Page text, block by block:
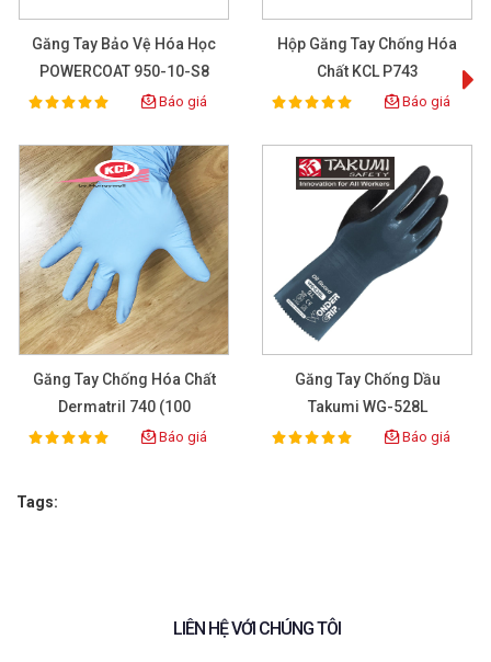
Găng Tay Bảo Vệ Hóa Học
POWERCOAT 950-10-S8
Rating:
100% Báo giá
Hộp Găng Tay Chống Hóa
Chất KCL P743
Rating:
100% Báo giá
Găng Tay Chống Hóa Chất
Dermatril 740 (100
Pcs/box)
Rating:
100% Báo giá
Găng Tay Chống Dầu
Takumi WG-528L
Rating:
100% Báo giá
Tags:
LIÊN HỆ VỚI CHÚNG TÔI